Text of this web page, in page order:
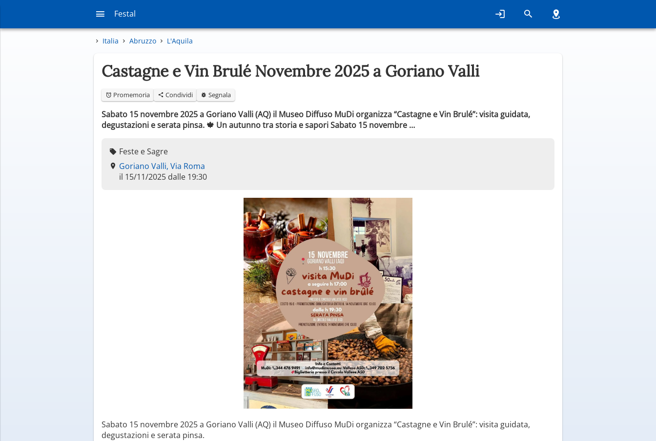
Festal
Italia Abruzzo L'Aquila
Castagne e Vin Brulé Novembre 2025 a Goriano Valli
Promemoria Condividi Segnala
Sabato 15 novembre 2025 a Goriano Valli (AQ) il Museo Diffuso MuDi organizza “Castagne e Vin Brulé”: visita guidata,
degustazioni e serata pinsa. 🍁 Un autunno tra storia e sapori Sabato 15 novembre …
Feste e Sagre
Goriano Valli, Via Roma
il 15/11/2025 dalle 19:30
Sabato 15 novembre 2025 a Goriano Valli (AQ) il Museo Diffuso MuDi organizza “Castagne e Vin Brulé”: visita guidata,
degustazioni e serata pinsa.